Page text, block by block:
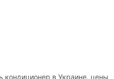
кондиционер в Украине, цены